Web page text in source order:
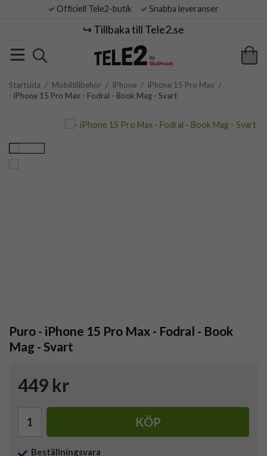
Officiell Tele2-butik Snabba leveranser
↪️ Tillbaka till Tele2.se
Startsida / Mobiltillbehör / iPhone / iPhone 15 Pro Max /
- iPhone 15 Pro Max - Fodral - Book Mag - Svart
Puro - iPhone 15 Pro Max - Fodral - Book
Mag - Svart
449 kr
KÖP
Beställningsvara